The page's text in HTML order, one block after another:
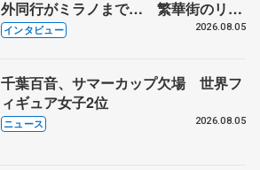
外同行がミラノまで… 繁華街のリン
クでは不良のお兄さんも味方に 小林
インタビュー 2026.08.05
千葉百音、サマーカップ欠場 世界フ
ィギュア女子2位
ニュース 2026.08.05